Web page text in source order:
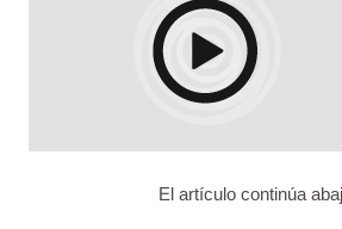
El artículo continúa